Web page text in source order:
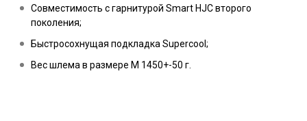
Совместимость с гарнитурой Smart HJC второго
поколения;
Быстросохнущая подкладка Supercool;
Вес шлема в размере M 1450+-50 г.